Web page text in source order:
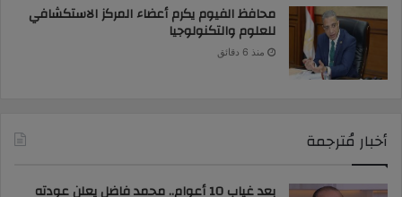
محافظ الفيوم يكرم أعضاء المركز الاستكشافي
للعلوم والتكنولوجيا
منذ 6 دقائق
أخبار مُترجمة
بعد غياب 10 أعوام.. محمد فاضل يعلن عودته